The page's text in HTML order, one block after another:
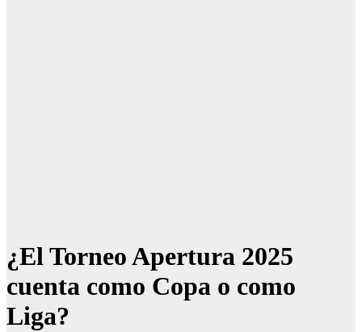
¿El Torneo Apertura 2025
cuenta como Copa o como
Liga?